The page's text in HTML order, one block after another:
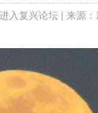
进入复兴论坛| 来源